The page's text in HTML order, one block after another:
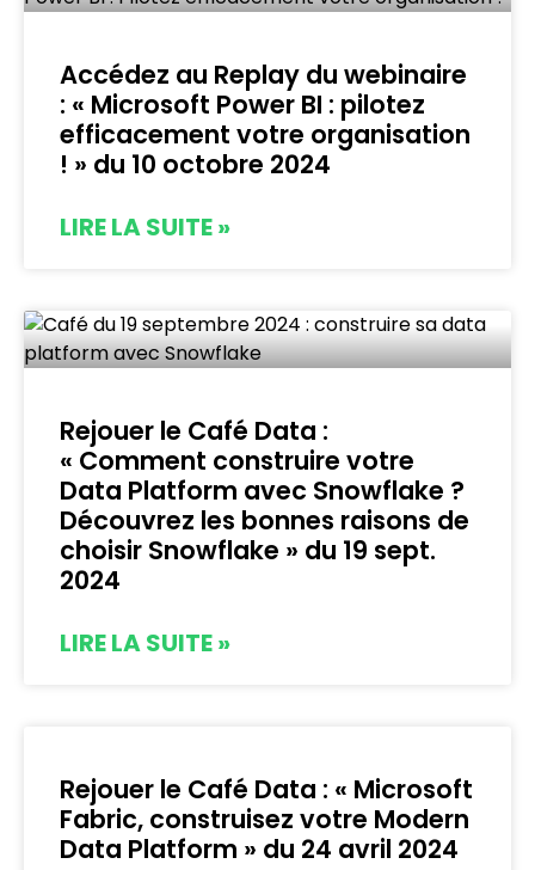
Accédez au Replay du webinaire
: « Microsoft Power BI : pilotez
efficacement votre organisation
! » du 10 octobre 2024
LIRE LA SUITE »
Rejouer le Café Data :
« Comment construire votre
Data Platform avec Snowflake ?
Découvrez les bonnes raisons de
choisir Snowflake » du 19 sept.
2024
LIRE LA SUITE »
Rejouer le Café Data : « Microsoft
Fabric, construisez votre Modern
Data Platform » du 24 avril 2024